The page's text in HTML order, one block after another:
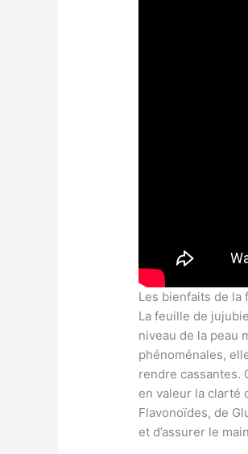
Les bienfaits de
La feuille de
niveau de la peau
phénoménales,
rendre cassantes.
en valeur la clarté
Flavonoïdes, de
et d’assurer le